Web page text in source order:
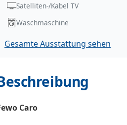
Satelliten-/Kabel TV
Waschmaschine
Gesamte Ausstattung sehen
Caro